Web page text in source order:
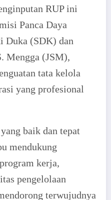
RUP ini
Panca Daya
Duka (SDK) dan
Mengga (JSM),
tata kelola
yang profesional
baik dan tepat
mendukung
kerja,
pengelolaan
terwujudnya